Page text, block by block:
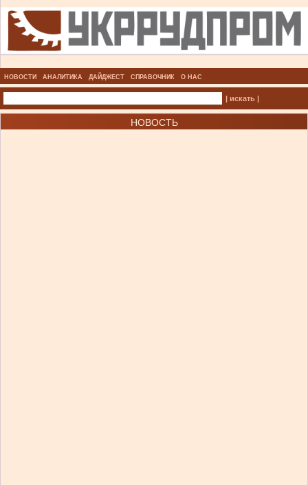
НОВОСТИ АНАЛИТИКА ДАЙДЖЕСТ СПРАВОЧНИК О НАС
| искать |
НОВОСТЬ